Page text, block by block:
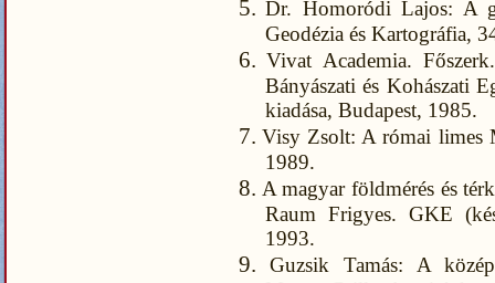
5. Dr. Homoródi Lajos: A
Geodézia és Kartográfia,
6. Vivat Academia.
Bányászati és Kohászati
kiadása, Budapest, 1985.
7. Visy Zsolt: A római limes
1989.
8. A magyar földmérés és
Raum Frigyes. GKE
1993.
9.
Guzsik Tamás: A